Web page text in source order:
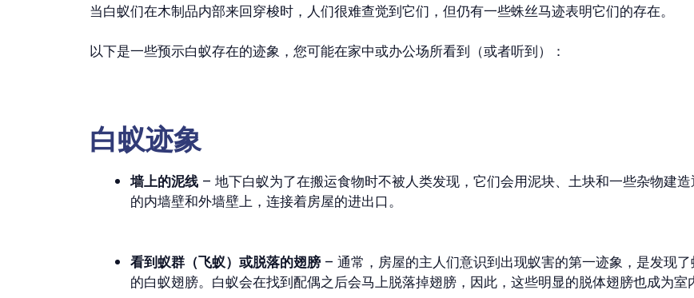
当白蚁们在木制品内部来回穿梭时，人们很难查觉到它们，但仍有一些蛛丝马迹表明它们的存在。
以下是一些预示白蚁存在的迹象，您可能在家中或办公场所看到（或者听到）：
白蚁迹象
墙上的泥线 – 地下白蚁为了在搬运食物时不被人类发现，它们会用泥块、土块和一些杂物建
的内墙壁和外墙壁上，连接着房屋的进出口。
看到蚁群（飞蚁）或脱落的翅膀 – 通常，房屋的主人们意识到出现蚁害的第一迹象，是发现
的白蚁翅膀。白蚁会在找到配偶之后会马上脱落掉翅膀，因此，这些明显的脱体翅膀也成为室